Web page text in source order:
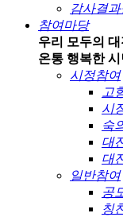
감사결
참여마당
우리 모두의 대
온통 행복한 시
시정참여
고
시
숙
대
대
일반참여
공
칭